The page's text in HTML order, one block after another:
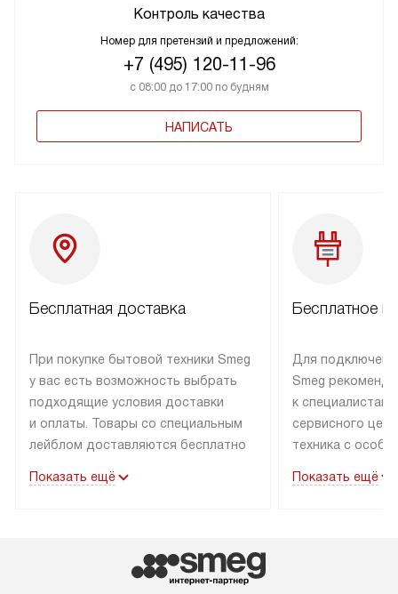
Контроль качества
Номер для претензий и предложений:
+7 (495) 120-11-96
с 08:00 до 17:00 по будням
НАПИСАТЬ
Бесплатная доставка
При покупке бытовой техники Smeg
у вас есть возможность выбрать
подходящие условия доставки
и оплаты. Товары со специальным
лейблом доставляются бесплатно
до подъезда. Доставка за пределы
маркировку «в наличии», может
быть отправлен покупателю
Показать ещё
Бесплатное
Для
Smeg
к специалистам
сервисного
техника с
коммуникациям.
Показать ещё